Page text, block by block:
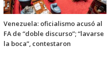
Venezuela: oficialismo acusó al
FA de “doble discurso”; “lavarse
la boca”, contestaron